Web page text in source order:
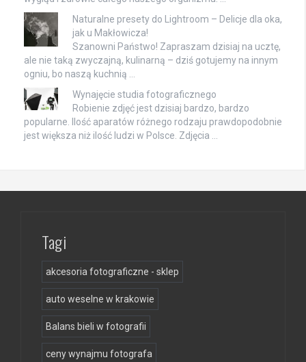
Naturalne presety do Lightroom – Delicje dla oka,
jak u Makłowicza!
Szanowni Państwo! Zapraszam dzisiaj na ucztę,
ale nie taką zwyczajną, kulinarną – dziś gotujemy na innym
ogniu, bo naszą kuchnią …
Wynajęcie studia fotograficznego
Robienie zdjęć jest dzisiaj bardzo, bardzo
popularne. Ilość aparatów różnego rodzaju prawdopodobnie
jest większa niż ilość ludzi w Polsce. Zdjęcia …
Tagi
akcesoria fotograficzne - sklep
auto weselne w krakowie
Balans bieli w fotografii
ceny wynajmu fotografa